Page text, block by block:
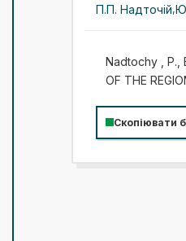
П.П. Надточій,
Nadtochy , P.,
OF THE
Скопіювати